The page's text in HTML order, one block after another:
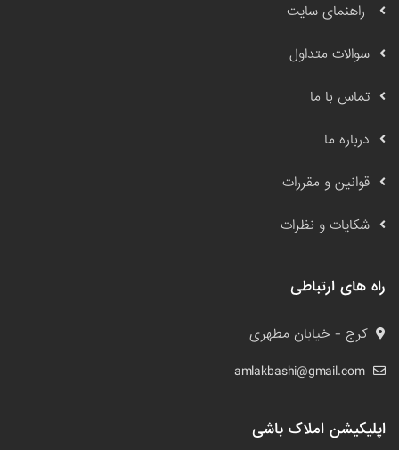
راهنمای سایت
سوالات متداول
تماس با ما
درباره ما
قوانین و مقررات
شکایات و نظرات
راه های ارتباطی
کرج - خیابان مطهری
amlakbashi@gmail.com
اپلیکیشن املاک باشی